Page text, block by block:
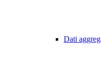
Dati